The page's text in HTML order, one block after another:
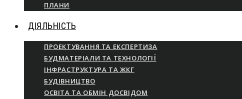
ПЛАНИ
ДІЯЛЬНІСТЬ
ПРОЕКТУВАННЯ ТА ЕКСПЕРТИЗА
БУДМАТЕРІАЛИ ТА ТЕХНОЛОГІЇ
ІНФРАСТРУКТУРА ТА ЖКГ
БУДІВНИЦТВО
ОСВІТА ТА ОБМІН ДОСВІДОМ